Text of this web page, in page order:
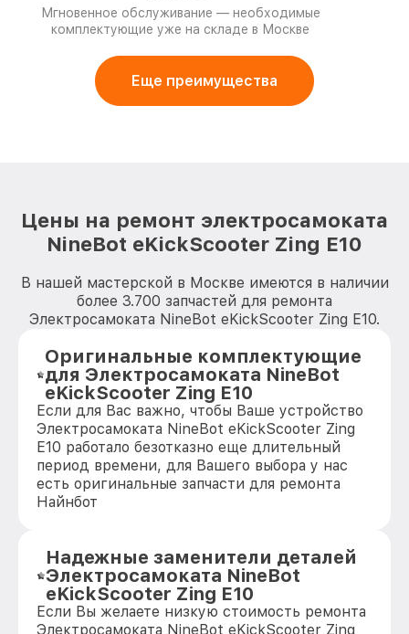
Мгновенное обслуживание — необходимые
комплектующие уже на складе в Москве
Еще преимущества
Цены на ремонт электросамоката
NineBot eKickScooter Zing E10
В нашей мастерской в Москве имеются в наличии
более 3.700 запчастей для ремонта
Электросамоката NineBot eKickScooter Zing E10.
Оригинальные комплектующие
для Электросамоката NineBot
eKickScooter Zing E10
Если для Вас важно, чтобы Ваше устройство
Электросамоката NineBot eKickScooter Zing
E10 работало безотказно еще длительный
период времени, для Вашего выбора у нас
есть оригинальные запчасти для ремонта
Найнбот
Надежные заменители деталей
Электросамоката NineBot
eKickScooter Zing E10
Если Вы желаете низкую стоимость ремонта
Электросамоката NineBot eKickScooter Zing